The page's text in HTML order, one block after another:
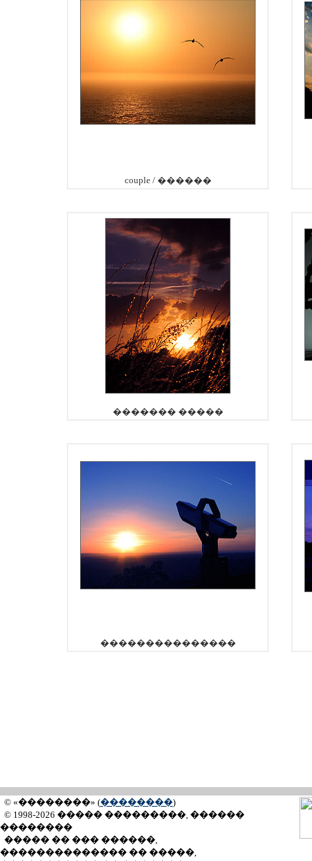
couple / ������
������� �����
���������������
© «��������» (��������)
© 1998-2026 ����� ���������, ������
��������
����� �� ��� ������,
�������������� �� �����,